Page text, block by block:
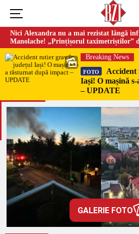
Nici Alexandra nu a mai rezistat lângă
Manolache! „Prințișorul taximetriștilor”
doi ani de căsnicie
Breaking News
FOTO
Iași! O mașină
– UPDATE
GALERIE FOTO